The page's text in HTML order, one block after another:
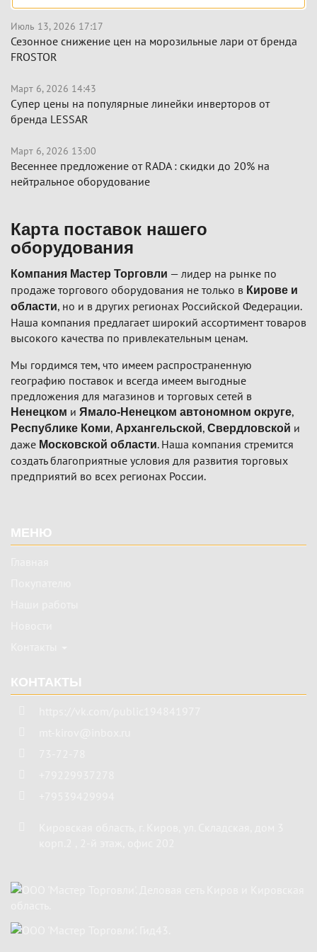
Июль 13, 2026 17:17
Сезонное снижение цен на морозильные лари от бренда
FROSTOR
Март 6, 2026 14:43
Супер цены на популярные линейки инверторов от
бренда LESSAR
Март 6, 2026 13:00
Весеннее предложение от RADA : скидки до 20% на
нейтральное оборудование
Карта поставок нашего
оборудования
Компания Мастер Торговли — лидер на рынке по
продаже торгового оборудования не только в Кирове и
области, но и в других регионах Российской Федерации.
Наша компания предлагает широкий ассортимент товаров
высокого качества по привлекательным ценам.
Мы гордимся тем, что имеем распространенную
географию поставок и всегда имеем выгодные
предложения для магазинов и торговых сетей в
Ненецком и Ямало-Ненецком автономном округе,
Республике Коми, Архангельской, Свердловской и
даже Московской области. Наша компания стремится
создать благоприятные условия для развития торговых
предприятий во всех регионах России.
МЕНЮ
КОНТАКТЫ